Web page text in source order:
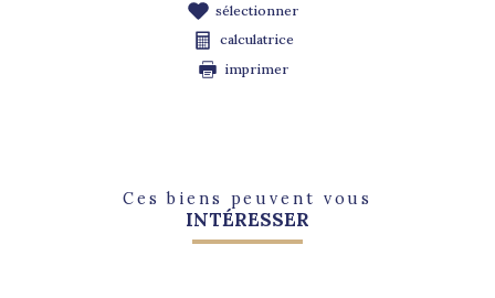
sélectionner
calculatrice
imprimer
Ces biens peuvent vous
INTÉRESSER